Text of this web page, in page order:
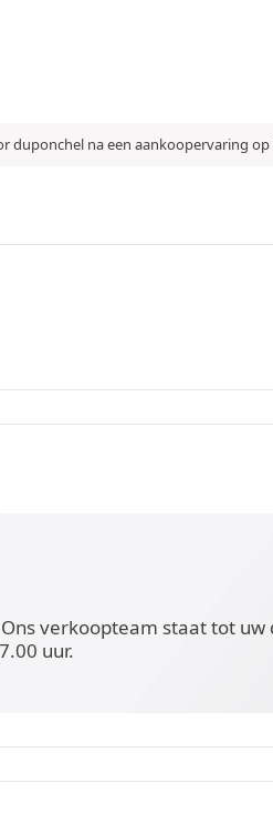
duponchel na een aankoopervaring op
verkoopteam staat tot uw
uur.